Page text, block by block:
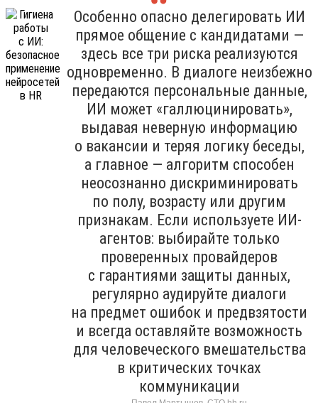
Особенно опасно делегировать ИИ
прямое общение с кандидатами —
здесь все три риска реализуются
одновременно. В диалоге неизбежно
передаются персональные данные,
ИИ может «галлюцинировать»,
выдавая неверную информацию
о вакансии и теряя логику беседы,
а главное — алгоритм способен
неосознанно дискриминировать
по полу, возрасту или другим
признакам. Если используете ИИ-
агентов: выбирайте только
проверенных провайдеров
с гарантиями защиты данных,
регулярно аудируйте диалоги
на предмет ошибок и предвзятости
и всегда оставляйте возможность
для человеческого вмешательства
в критических точках
коммуникации